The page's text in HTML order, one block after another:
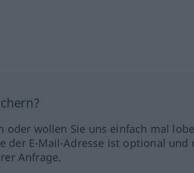
oder wollen Sie uns einfach mal
der E-Mail-Adresse ist optional und
Anfrage.